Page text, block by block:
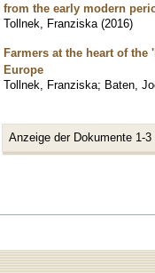
from the early modern
Tollnek, Franziska (2016)
Farmers at the heart of
Europe
Tollnek, Franziska; Baten,
Anzeige der Dokumente 1-3